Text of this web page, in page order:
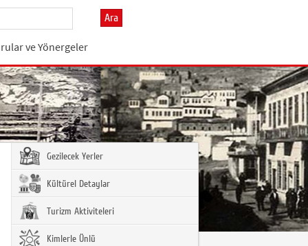
Ara
ve Yönergeler
Gezilecek Yerler
Kültürel Detaylar
Turizm Aktiviteleri
Kimlerle Ünlü